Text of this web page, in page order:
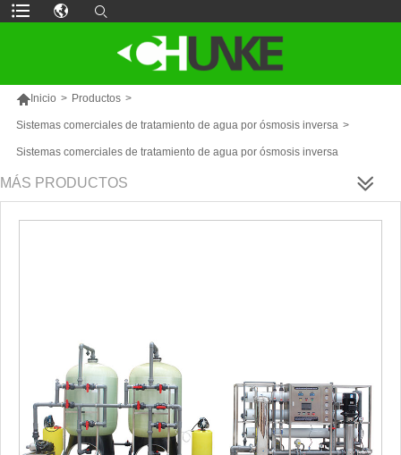
Inicio > Productos >
Sistemas comerciales de tratamiento de agua por ósmosis inversa >
Sistemas comerciales de tratamiento de agua por ósmosis inversa
MÁS PRODUCTOS